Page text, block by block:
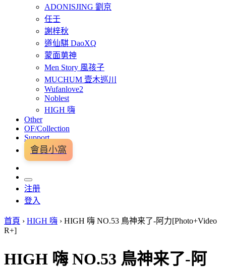
ADONISJING 劉京
任壬
謝梓秋
道仙騏 DaoXQ
蒙面莮神
Men Story 風孩子
MUCHUM 壹木巡川
Wufanlove2
Noblest
HIGH 嗨
Other
OF/Collection
Support
會員小窩
注册
登入
首頁 › HIGH 嗨 › HIGH 嗨 NO.53 鳥神来了-阿力[Photo+Video
R+]
HIGH 嗨 NO.53 鳥神来了-阿